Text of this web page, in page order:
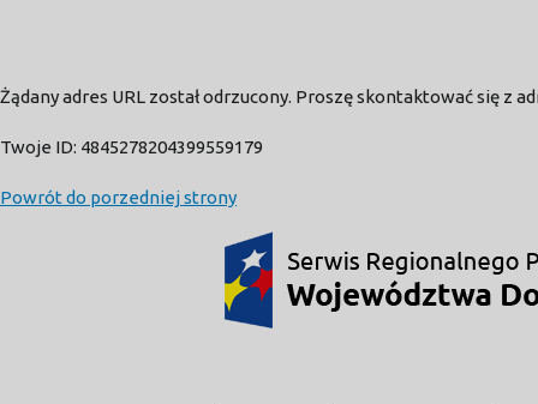
Żądany adres URL został odrzucony. Proszę skontaktować się z
Twoje ID: 4845278204399559179
Powrót do porzedniej strony